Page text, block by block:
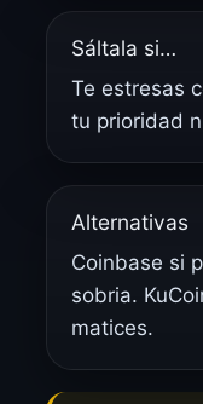
Sáltala si…
Te estresas
tu prioridad
Alternativas
Coinbase si
sobria.
matices.